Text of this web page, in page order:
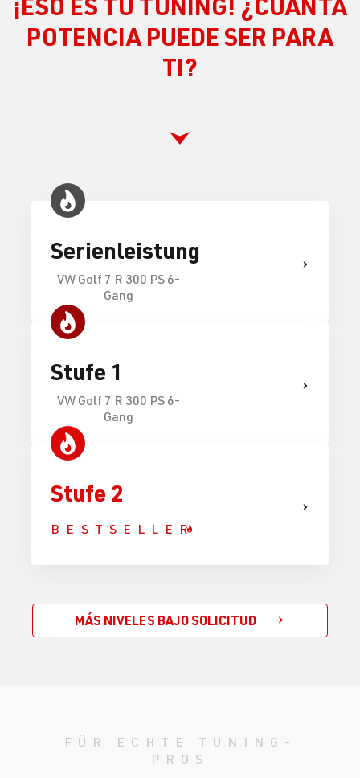
POTENCIA PUEDE SER PARA
TI?
Serienleistung
VW Golf 7 R 300 PS 6-
Gang
Stufe 1
VW Golf 7 R 300 PS 6-
Gang
Stufe 2
BESTSELLER
MÁS NIVELES BAJO SOLICITUD
FÜR ECHTE TUNING-
PROS